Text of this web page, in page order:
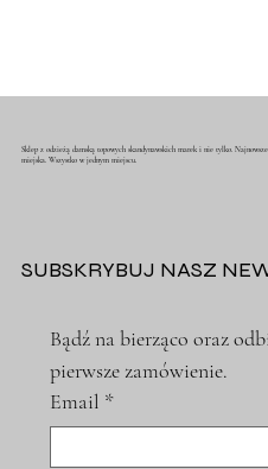
Sklep z odzieżą damską topowych skandynawskich marek i nie tylko.
miejska. Wszystko w jednym miejscu.
SUBSKRYBUJ NASZ
Bądź na bierząco oraz
pierwsze zamówienie.
Email *